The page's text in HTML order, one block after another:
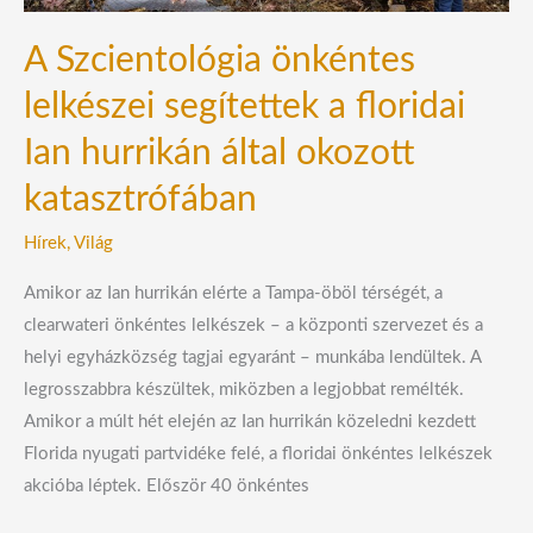
A Szcientológia önkéntes
lelkészei segítettek a floridai
Ian hurrikán által okozott
katasztrófában
Hírek, Világ
Amikor az Ian hurrikán elérte a Tampa-öböl térségét, a
clearwateri önkéntes lelkészek – a központi szervezet és a
helyi egyházközség tagjai egyaránt – munkába lendültek. A
legrosszabbra készültek, miközben a legjobbat remélték.
Amikor a múlt hét elején az Ian hurrikán közeledni kezdett
Florida nyugati partvidéke felé, a floridai önkéntes lelkészek
akcióba léptek. Először 40 önkéntes
által
okozott
katasztrófában